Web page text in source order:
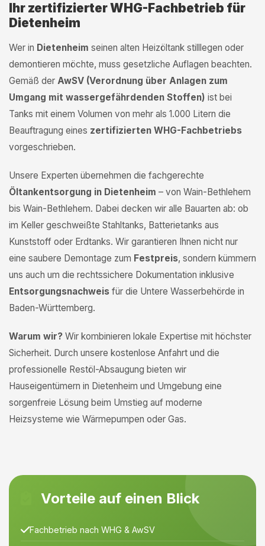
Ihr zertifizierter WHG-Fachbetrieb für
Dietenheim
Wer in Dietenheim seinen alten Heizöltank stilllegen oder
demontieren möchte, muss gesetzliche Auflagen beachten.
Gemäß der AwSV (Verordnung über Anlagen zum
Umgang mit wassergefährdenden Stoffen) ist bei
Tanks mit einem Volumen von mehr als 1.000 Litern die
Beauftragung eines zertifizierten WHG-Fachbetriebs
vorgeschrieben.
Unsere Experten übernehmen die fachgerechte
Öltankentsorgung in Dietenheim – von Wain-Bethlehem
bis Wain-Bethlehem. Dabei decken wir alle Bauarten ab: ob
im Keller geschweißte Stahltanks, Batterietanks aus
Kunststoff oder Erdtanks. Wir garantieren Ihnen nicht nur
eine saubere Demontage zum Festpreis, sondern kümmern
uns auch um die rechtssichere Dokumentation inklusive
Entsorgungsnachweis für die Untere Wasserbehörde in
Baden-Württemberg.
Warum wir? Wir kombinieren lokale Expertise mit höchster
Sicherheit. Durch unsere kostenlose Anfahrt und die
professionelle Restöl-Absaugung bieten wir
Hauseigentümern in Dietenheim und Umgebung eine
sorgenfreie Lösung beim Umstieg auf moderne
Heizsysteme wie Wärmepumpen oder Gas.
Vorteile auf einen Blick
Fachbetrieb nach WHG & AwSV